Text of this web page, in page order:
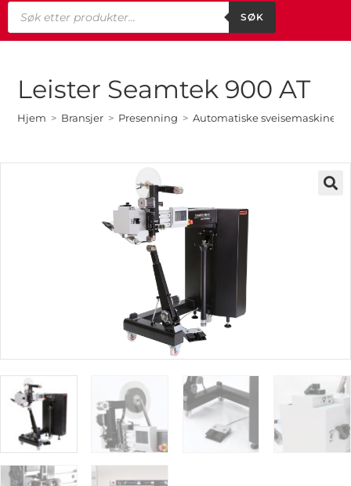
SØK
Leister Seamtek 900 AT
Hjem > Bransjer > Presenning > Automatiske sveisemaskiner